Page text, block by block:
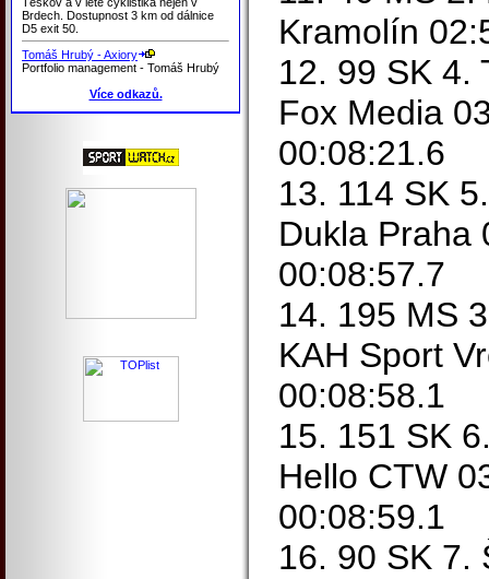
Brdech. Dostupnost 3 km od dálnice
D5 exit 50.
Tomáš Hrubý - Axiory
Portfolio management - Tomáš Hrubý
Více odkazů.
Kramolín
12. 99 SK 4.
Fox Media
00:08:21.6
13. 114 SK
Dukla Praha
00:08:57.7
14. 195 MS
KAH Sport
00:08:58.1
15. 151 SK
Hello CTW
00:08:59.1
16. 90 SK 7.